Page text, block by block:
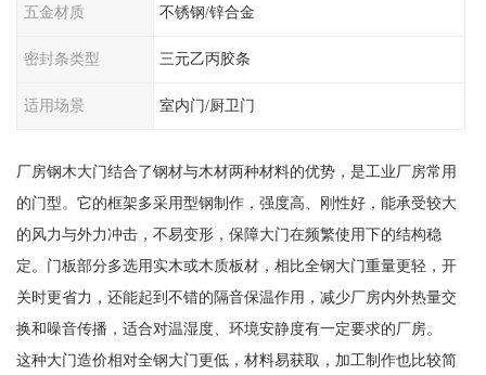
五金材质 不锈钢/锌合金
密封条类型 三元乙丙胶条
适用场景 室内门/厨卫门
厂房钢木大门结合了钢材与木材两种材料的优势，是工业厂房常用
的门型。它的框架多采用型钢制作，强度高、刚性好，能承受较大
的风力与外力冲击，不易变形，保障大门在频繁使用下的结构稳
定。门板部分多选用实木或木质板材，相比全钢大门重量更轻，开
关时更省力，还能起到不错的隔音保温作用，减少厂房内外热量交
换和噪音传播，适合对温湿度、环境安静度有一定要求的厂房。
这种大门造价相对全钢大门更低，材料易获取，加工制作也比较简